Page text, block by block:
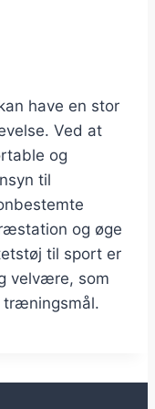
have en stor
Ved at
og
til
og øge
til sport er
velvære, som
træningsmål.